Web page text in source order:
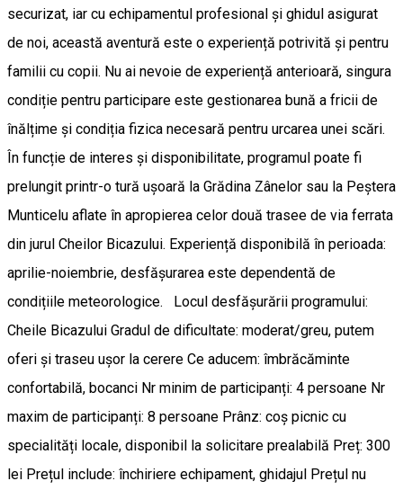
securizat, iar cu echipamentul profesional și ghidul asigurat
de noi, această aventură este o experiență potrivită și pentru
familii cu copii. Nu ai nevoie de experiență anterioară, singura
condiție pentru participare este gestionarea bună a fricii de
înălțime și condiția fizica necesară pentru urcarea unei scări.
În funcție de interes și disponibilitate, programul poate fi
prelungit printr-o tură ușoară la Grădina Zânelor sau la Peștera
Munticelu aflate în apropierea celor două trasee de via ferrata
din jurul Cheilor Bicazului. Experiență disponibilă în perioada:
aprilie-noiembrie, desfășurarea este dependentă de
condițiile meteorologice. Locul desfășurării programului:
Cheile Bicazului Gradul de dificultate: moderat/greu, putem
oferi și traseu ușor la cerere Ce aducem: îmbrăcăminte
confortabilă, bocanci Nr minim de participanți: 4 persoane Nr
maxim de participanți: 8 persoane Prânz: coș picnic cu
specialități locale, disponibil la solicitare prealabilă Preț: 300
lei Prețul include: închiriere echipament, ghidajul Prețul nu